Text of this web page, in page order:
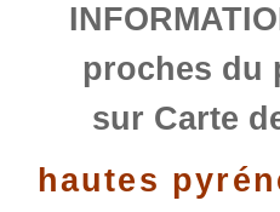
proches du
sur Carte
hautes